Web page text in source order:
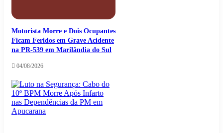
Motorista Morre e Dois Ocupantes
Ficam Feridos em Grave Acidente
na PR-539 em Marilândia do Sul
04/08/2026